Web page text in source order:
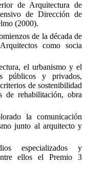
de Arquitectura de
de Dirección de
(2000).
de la década de
como socia
el urbanismo y el
públicos y privados,
de sostenibilidad
de rehabilitación, obra
la comunicación
junto al arquitecto y
especializados y
ellos el Premio 3